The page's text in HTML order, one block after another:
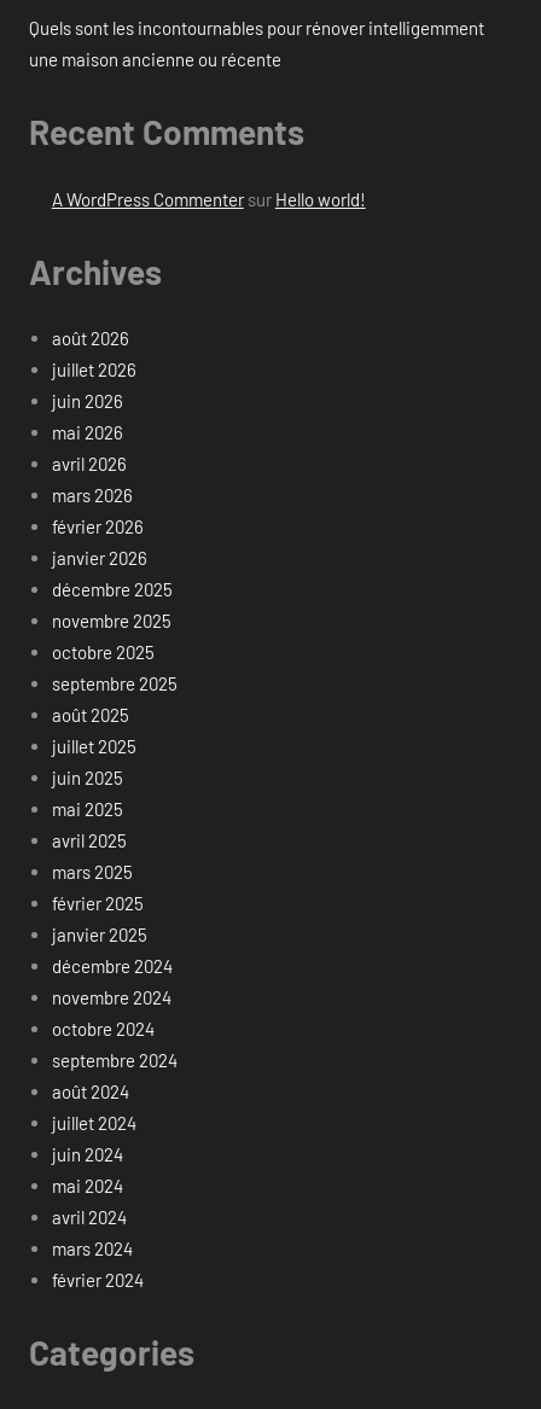
Quels sont les incontournables pour rénover intelligemment
une maison ancienne ou récente
Recent Comments
A WordPress Commentersur Hello world!
Archives
août 2026
juillet 2026
juin 2026
mai 2026
avril 2026
mars 2026
février 2026
janvier 2026
décembre 2025
novembre 2025
octobre 2025
septembre 2025
août 2025
juillet 2025
juin 2025
mai 2025
avril 2025
mars 2025
février 2025
janvier 2025
décembre 2024
novembre 2024
octobre 2024
septembre 2024
août 2024
juillet 2024
juin 2024
mai 2024
avril 2024
mars 2024
février 2024
Categories